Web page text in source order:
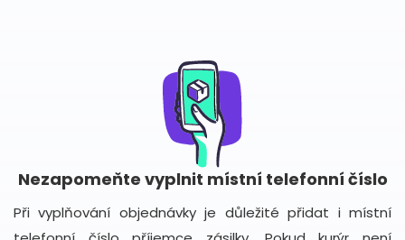
Nezapomeňte vyplnit místní telefonní číslo
Při vyplňování objednávky je důležité přidat i místní